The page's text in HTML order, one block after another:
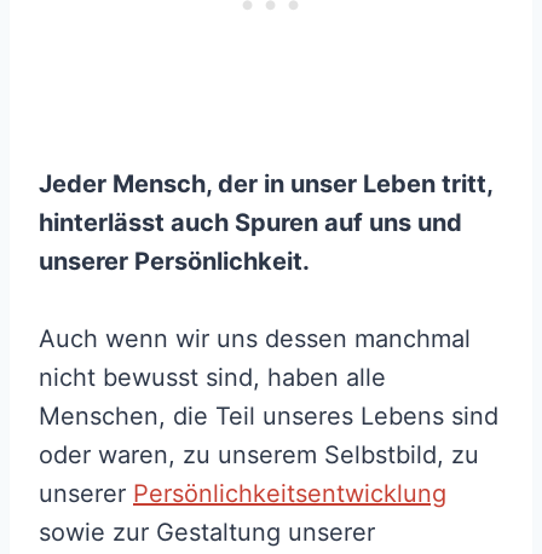
Jeder Mensch, der in unser Leben tritt,
hinterlässt auch Spuren auf uns und
unserer Persönlichkeit.
Auch wenn wir uns dessen manchmal
nicht bewusst sind, haben alle
Menschen, die Teil unseres Lebens sind
oder waren, zu unserem Selbstbild, zu
unserer Persönlichkeitsentwicklung
sowie zur Gestaltung unserer